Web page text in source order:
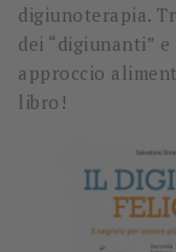
digiunoterapia.
dei “digiunanti”
approccio
libro!